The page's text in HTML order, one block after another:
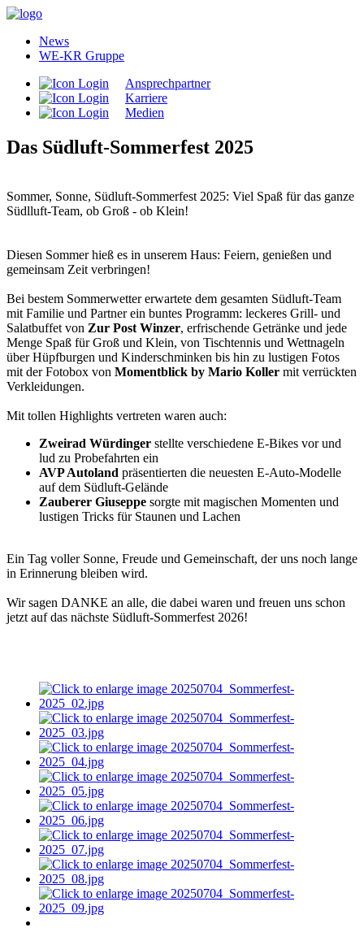
News
WE-KR Gruppe
Ansprechpartner
Karriere
Medien
Das Südluft-Sommerfest 2025
Sommer, Sonne, Südluft-Sommerfest 2025: Viel Spaß für das ganze
Südlluft-Team, ob Groß - ob Klein!
Diesen Sommer hieß es in unserem Haus: Feiern, genießen und
gemeinsam Zeit verbringen!
Bei bestem Sommerwetter erwartete dem gesamten Südluft-Team
mit Familie und Partner ein buntes Programm: leckeres Grill- und
Salatbuffet von Zur Post Winzer, erfrischende Getränke und jede
Menge Spaß für Groß und Klein, von Tischtennis und Wettnageln
über Hüpfburgen und Kinderschminken bis hin zu lustigen Fotos
mit der Fotobox von Momentblick by Mario Koller mit verrückten
Verkleidungen.
Mit tollen Highlights vertreten waren auch:
Zweirad Würdinger stellte verschiedene E-Bikes vor und
lud zu Probefahrten ein
AVP Autoland präsentierten die neuesten E-Auto-Modelle
auf dem Südluft-Gelände
Zauberer Giuseppe sorgte mit magischen Momenten und
lustigen Tricks für Staunen und Lachen
Ein Tag voller Sonne, Freude und Gemeinschaft, der uns noch lange
in Erinnerung bleiben wird.
Wir sagen DANKE an alle, die dabei waren und freuen uns schon
jetzt auf das nächste Südluft-Sommerfest 2026!